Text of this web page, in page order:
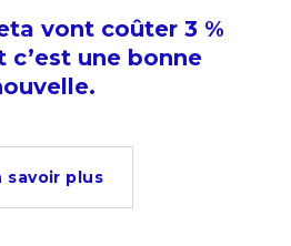
vont coûter 3 %
c’est une bonne
savoir plus